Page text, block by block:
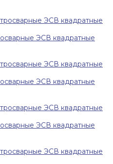
ЭСВ квадратные
ЭСВ квадратные
ЭСВ квадратные